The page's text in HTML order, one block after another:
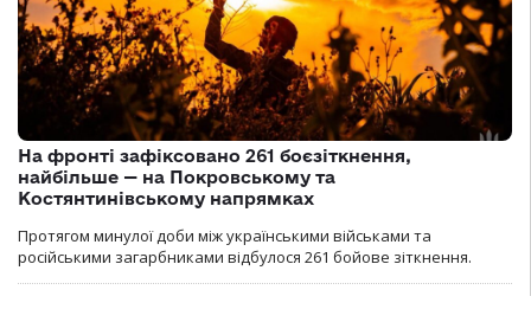
На фронті зафіксовано 261 боєзіткнення,
найбільше — на Покровському та
Костянтинівському напрямках
Протягом минулої доби між українськими військами та
російськими загарбниками відбулося 261 бойове зіткнення.